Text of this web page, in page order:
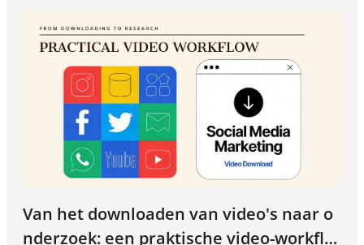
Van het downloaden van video's naar o
nderzoek: een praktische video-workflo